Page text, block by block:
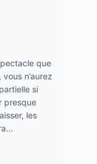
que
n’aurez
si
presque
les